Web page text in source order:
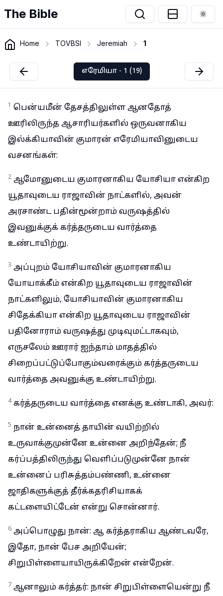
The Bible
Home TOVBSI Jeremiah 1
எரேமியா - 1 (19)
1 பென்யமீன் தேசத்திலுள்ள ஆனதோத்
ஊரிலிருந்த ஆசாரியர்களில் ஒருவனாகிய
இல்க்கியாவின் குமாரன் எரேமியாவினுடைய
வசனங்கள்:
2 ஆமோனுடைய குமாரனாகிய யோசியா என்கிற
யூதாவுடைய ராஜாவின் நாட்களில், அவன்
அரசாண்ட பதின்மூன்றாம் வருஷத்தில்
இவனுக்குக் கர்த்தருடைய வார்த்தை
உண்டாயிற்று.
3 அப்புறம் யோசியாவின் குமாரனாகிய
யோயாக்கீம் என்கிற யூதாவுடைய ராஜாவின்
நாட்களிலும், யோசியாவின் குமாரனாகிய
சிதேக்கியா என்கிற யூதாவுடைய ராஜாவின்
பதினோராம் வருஷத்து முடிவுமட்டாகவும்,
எருசலேம் ஊரார் ஐந்தாம் மாதத்தில்
சிறைப்பட்டுப்போகும்வரைக்கும் கர்த்தருடைய
வார்த்தை அவனுக்கு உண்டாயிற்று.
4 கர்த்தருடைய வார்த்தை எனக்கு உண்டாகி, அவர்:
5 நான் உன்னைத் தாயின் வயிற்றில்
உருவாக்குமுன்னே உன்னை அறிந்தேன்; நீ
கர்ப்பத்திலிருந்து வெளிப்படுமுன்னே நான்
உன்னைப் பரிசுத்தம்பண்ணி, உன்னை
ஜாதிகளுக்குத் தீர்க்கதரிசியாகக்
கட்டளையிட்டேன் என்று சொன்னார்.
6 அப்பொழுது நான்: ஆ கர்த்தராகிய ஆண்டவரே,
இதோ, நான் பேச அறியேன்;
சிறுபிள்ளையாயிருக்கிறேன் என்றேன்.
7 ஆனாலும் கர்த்தர்: நான் சிறுபிள்ளையென்று நீ